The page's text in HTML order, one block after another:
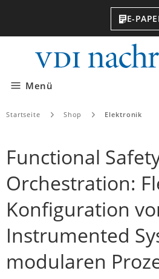
E-
Menü
Startseite Shop Elektronik
Functional
Orchestration:
Konfiguration
Instrumented
modularen